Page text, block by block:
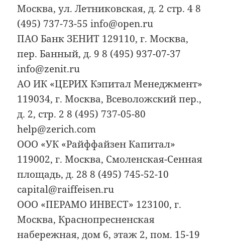
Москва, ул. Летниковская, д. 2 стр. 4 8
(495) 737-73-55 info@open.ru
ПАО Банк ЗЕНИТ 129110, г. Москва,
пер. Банный, д. 9 8 (495) 937-07-37
info@zenit.ru
АО ИК «ЦЕРИХ Кэпитал Менеджмент»
119034, г. Москва, Всеволожский пер.,
д. 2, стр. 2 8 (495) 737-05-80
help@zerich.com
ООО «УК «Райффайзен Капитал»
119002, г. Москва, Смоленская-Сенная
площадь, д. 28 8 (495) 745-52-10
capital@raiffeisen.ru
ООО «ПЕРАМО ИНВЕСТ» 123100, г.
Москва, Краснопресненская
набережная, дом 6, этаж 2, пом. 15-19